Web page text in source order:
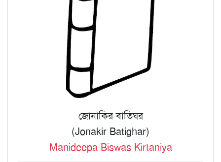
জোনাকির বাতিঘর
(Jonakir Batighar)
Manideepa Biswas Kirtaniya